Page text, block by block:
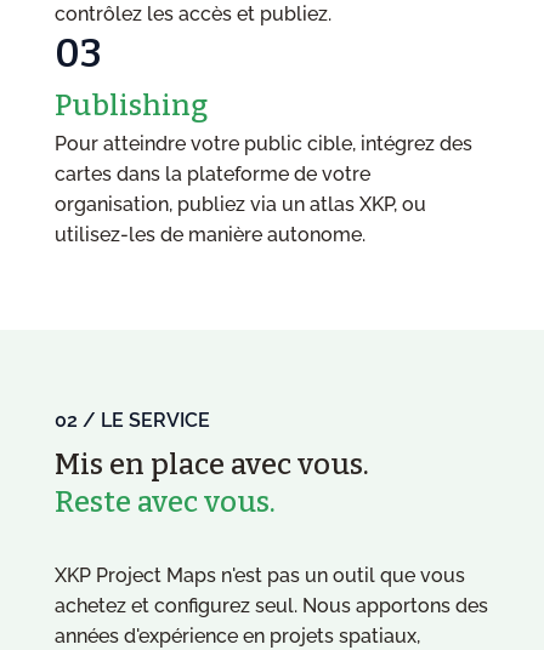
contrôlez les accès et publiez.
03
Publishing
Pour atteindre votre public cible, intégrez des
cartes dans la plateforme de votre
organisation, publiez via un atlas XKP, ou
utilisez-les de manière autonome.
02 / LE SERVICE
Mis en place avec vous.
Reste avec vous.
XKP Project Maps n'est pas un outil que vous
achetez et configurez seul. Nous apportons des
années d'expérience en projets spatiaux,